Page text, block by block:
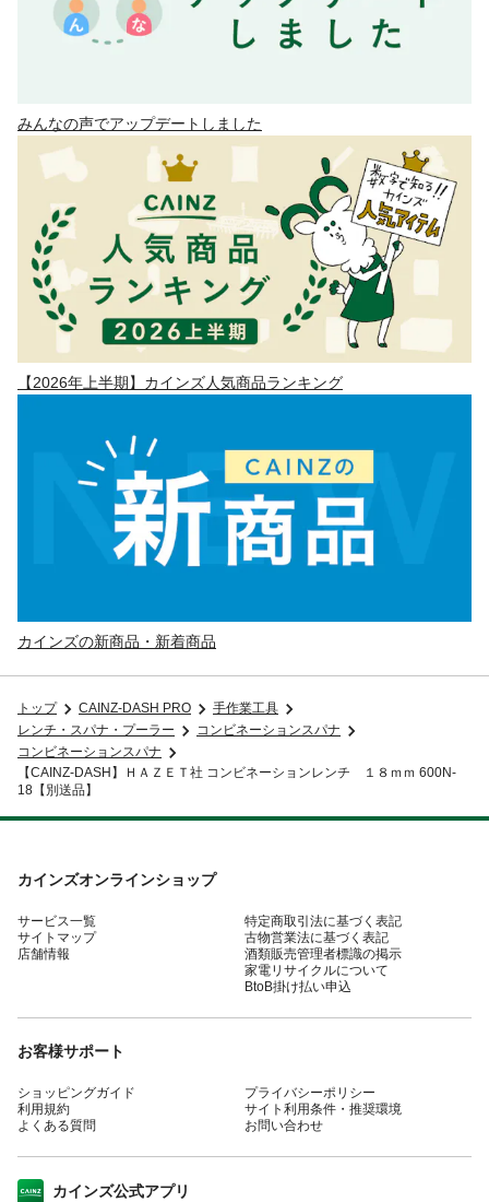
みんなの声でアップデートしました
【2026年上半期】カインズ人気商品ランキング
カインズの新商品・新着商品
トップ CAINZ-DASH PRO
手作業工具
レンチ・スパナ・プーラー
コンビネーションスパナ
コンビネーションスパナ
【CAINZ-DASH】ＨＡＺＥＴ社 コンビネーションレンチ １８ｍｍ 600N-
18【別送品】
カインズオンラインショップ
サービス一覧
サイトマップ
店舗情報
特定商取引法に基づく表記
古物営業法に基づく表記
酒類販売管理者標識の掲示
家電リサイクルについて
BtoB掛け払い申込
お客様サポート
ショッピングガイド
利用規約
よくある質問
プライバシーポリシー
サイト利用条件・推奨環境
お問い合わせ
カインズ公式アプリ